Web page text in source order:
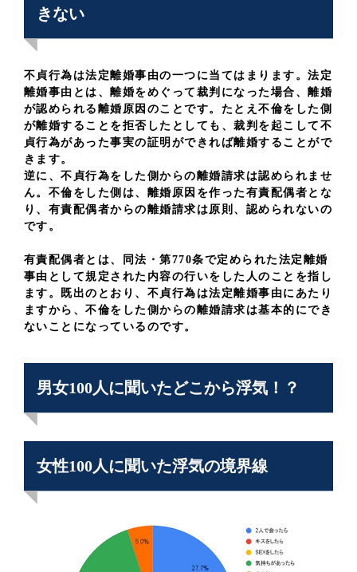
きない
不貞行為は法定離婚事由の一つに当てはまります。法定
離婚事由とは、離婚をめぐって裁判になった場合、離婚
が認められる離婚原因のことです。たとえ不倫をした側
が離婚することを拒否したとしても、裁判を起こして不
貞行為があった事実の証明ができれば離婚することがで
きます。
逆に、不貞行為をした側からの離婚請求は認められませ
ん。不倫をした側は、離婚原因を作った有責配偶者とな
り、有責配偶者からの離婚請求は原則、認められないの
です。
有責配偶者とは、同法・第770条で定められた法定離婚
事由として規定された内容の行いをした人のことを指し
ます。既出のとおり、不貞行為は法定離婚事由にあたり
ますから、不倫をした側からの離婚請求は基本的にでき
ないことになっているのです。
男女100人に聞いたどこから浮気！？
女性100人に聞いた浮気の境界線